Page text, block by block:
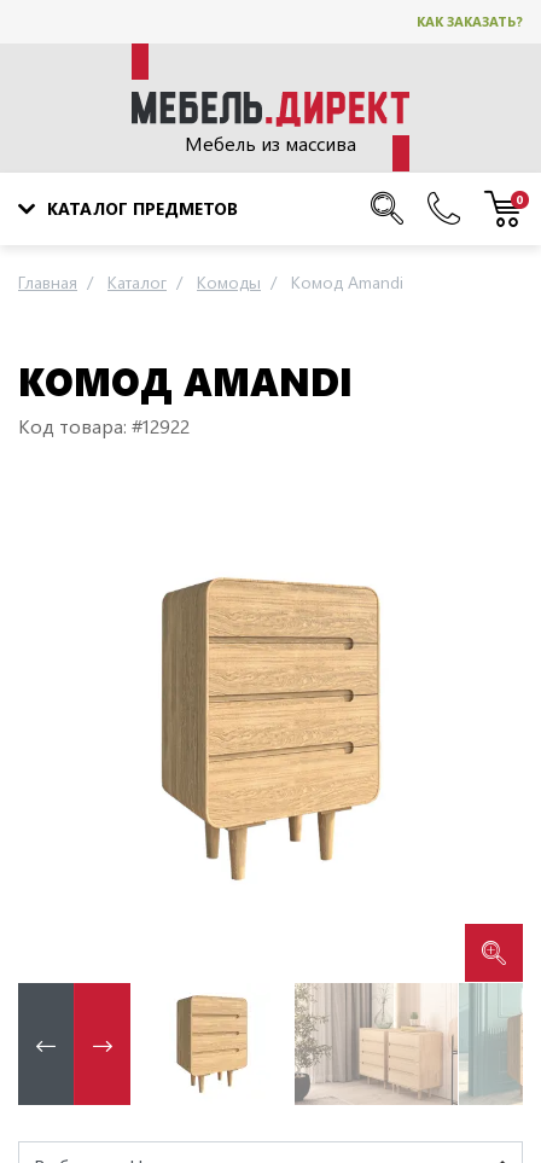
КАК ЗАКАЗАТЬ?
Мебель из массива
КАТАЛОГ ПРЕДМЕТОВ 0
Главная Каталог Комоды Комод Amandi
КОМОД AMANDI
Код товара: #12922